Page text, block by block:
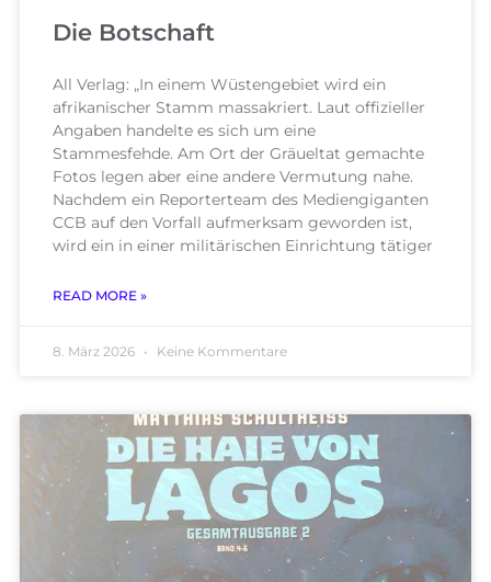
Die Botschaft
All Verlag: „In einem Wüstengebiet wird ein
afrikanischer Stamm massakriert. Laut offizieller
Angaben handelte es sich um eine
Stammesfehde. Am Ort der Gräueltat gemachte
Fotos legen aber eine andere Vermutung nahe.
Nachdem ein Reporterteam des Mediengiganten
CCB auf den Vorfall aufmerksam geworden ist,
wird ein in einer militärischen Einrichtung tätiger
READ MORE »
8. März 2026 Keine Kommentare